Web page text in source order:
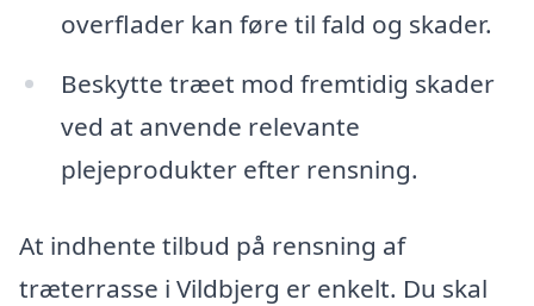
overflader kan føre til fald og skader.
Beskytte træet mod fremtidig skader
ved at anvende relevante
plejeprodukter efter rensning.
At indhente tilbud på rensning af
træterrasse i Vildbjerg er enkelt. Du skal